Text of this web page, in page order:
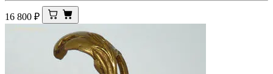
16 800 ₽